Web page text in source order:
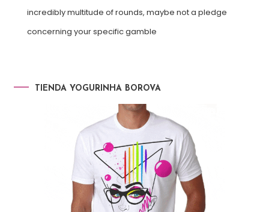
incredibly multitude of rounds, maybe not a pledge
concerning your specific gamble
TIENDA YOGURINHA BOROVA